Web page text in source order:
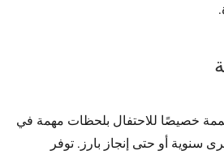
خصيصًا للاحتفال بلحظات مهمة في
سنوية أو حتى إنجاز بارز. توفر